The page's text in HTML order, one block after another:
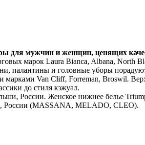
для мужчин и женщин, ценящих
марок Laura Bianca, Albana, North
палантины и головные уборы
Van Cliff, Forreman, Broswil.
до стиля кэжуал.
России. Женское нижнее белье
(MASSANA, MELADO, CLEO).